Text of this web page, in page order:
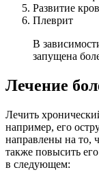
Развитие
Плеврит
В
запущена
Лечение
Лечить
например, его
направлены на то,
также повысить
в следующем: